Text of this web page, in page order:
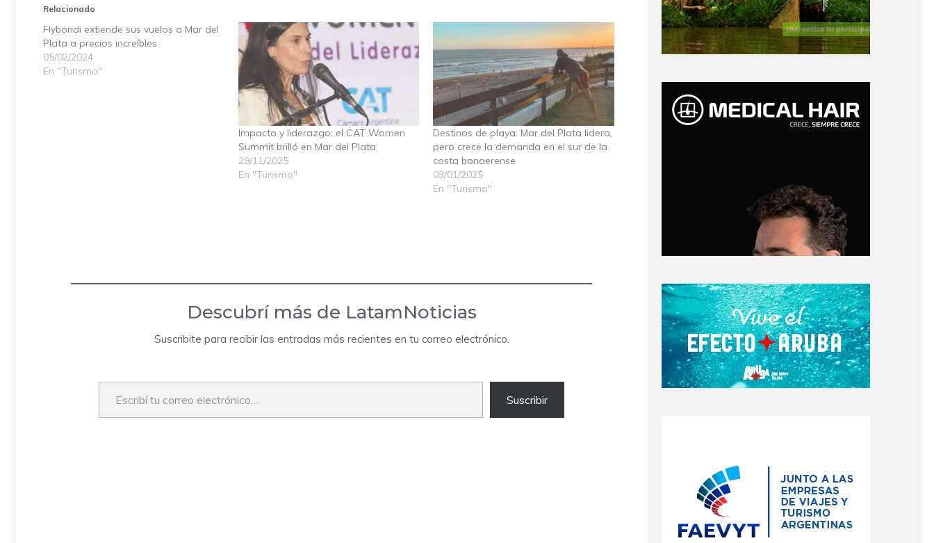
Relacionado
Flybondi extiende sus vuelos a Mar del
Plata a precios increíbles
05/02/2024
En "Turismo"
Impacto y liderazgo: el CAT Women
Summit brilló en Mar del Plata
29/11/2025
En "Turismo"
Destinos de playa: Mar del Plata lidera,
pero crece la demanda en el sur de la
costa bonaerense
03/01/2025
En "Turismo"
Descubrí más de LatamNoticias
Suscribite para recibir las entradas más recientes en tu correo electrónico.
Escribí tu correo electrónico…
Suscribir